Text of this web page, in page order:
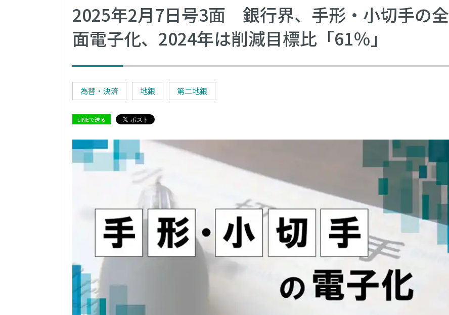
2025年2月7日号3面 銀行界、手形・小切手の全
面電子化、2024年は削減目標比「61％」
為替・決済 地銀 第二地銀
LINEで送る